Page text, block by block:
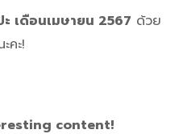
เดือนเมษายน 2567 ด้วย
คะ!
content!